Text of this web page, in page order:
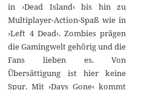
in ›Dead Island‹ bis hin zu
Multiplayer-Action-Spaß wie in
›Left 4 Dead‹. Zombies prägen
die Gamingwelt gehörig und die
Fans lieben es. Von
Übersättigung ist hier keine
Spur. Mit ›Days Gone‹ kommt